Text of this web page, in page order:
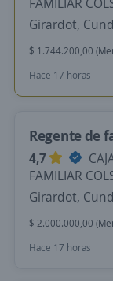
Girardot,
$ 1.744.200,00
Hace 17 horas
Regente de
4,7
FAMILIAR
Girardot,
$ 2.000.000,00
Hace 17 horas